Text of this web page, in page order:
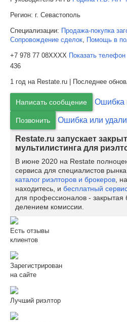
Регион: г. Севастополь
Специализации: Продажа-покупка
Сопровождение сделок, Помощь в
+7 978 77 08XXXX Показать телефон
436
1 год на Restate.ru | Последнее
Написать сообщение Ошибка
Позвонить Ошибка или
Restate.ru запускает
мультилистинга для
В июне 2020 на Restate
сервиса для специалистов
каталог риэлторов и брокеров ,
находитесь, и бесплатный
для профессионалов - закрытая
делением комиссии.
Есть отзывы
клиентов
Зарегистрирован
на сайте
Лучший риэлтор